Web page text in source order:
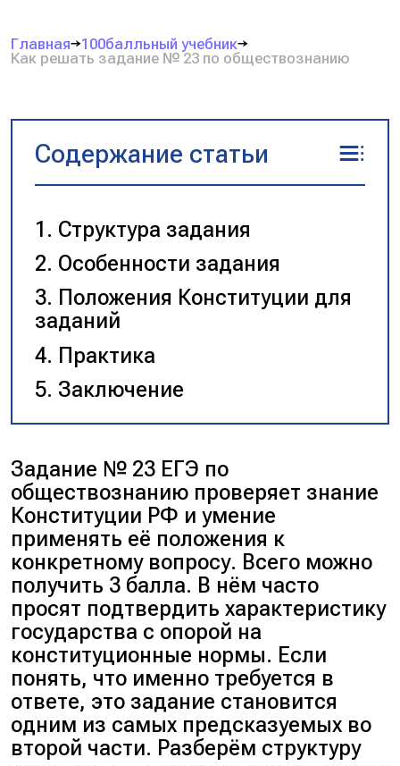
Главная
100балльный учебник
Как решать задание № 23 по обществознанию
Содержание статьи
Структура задания
Особенности задания
Положения Конституции для
заданий
Практика
Заключение
Задание № 23 ЕГЭ по
обществознанию проверяет знание
Конституции РФ и умение
применять её положения к
конкретному вопросу. Всего можно
получить 3 балла. В нём часто
просят подтвердить характеристику
государства с опорой на
конституционные нормы. Если
понять, что именно требуется в
ответе, это задание становится
одним из самых предсказуемых во
второй части. Разберём структуру